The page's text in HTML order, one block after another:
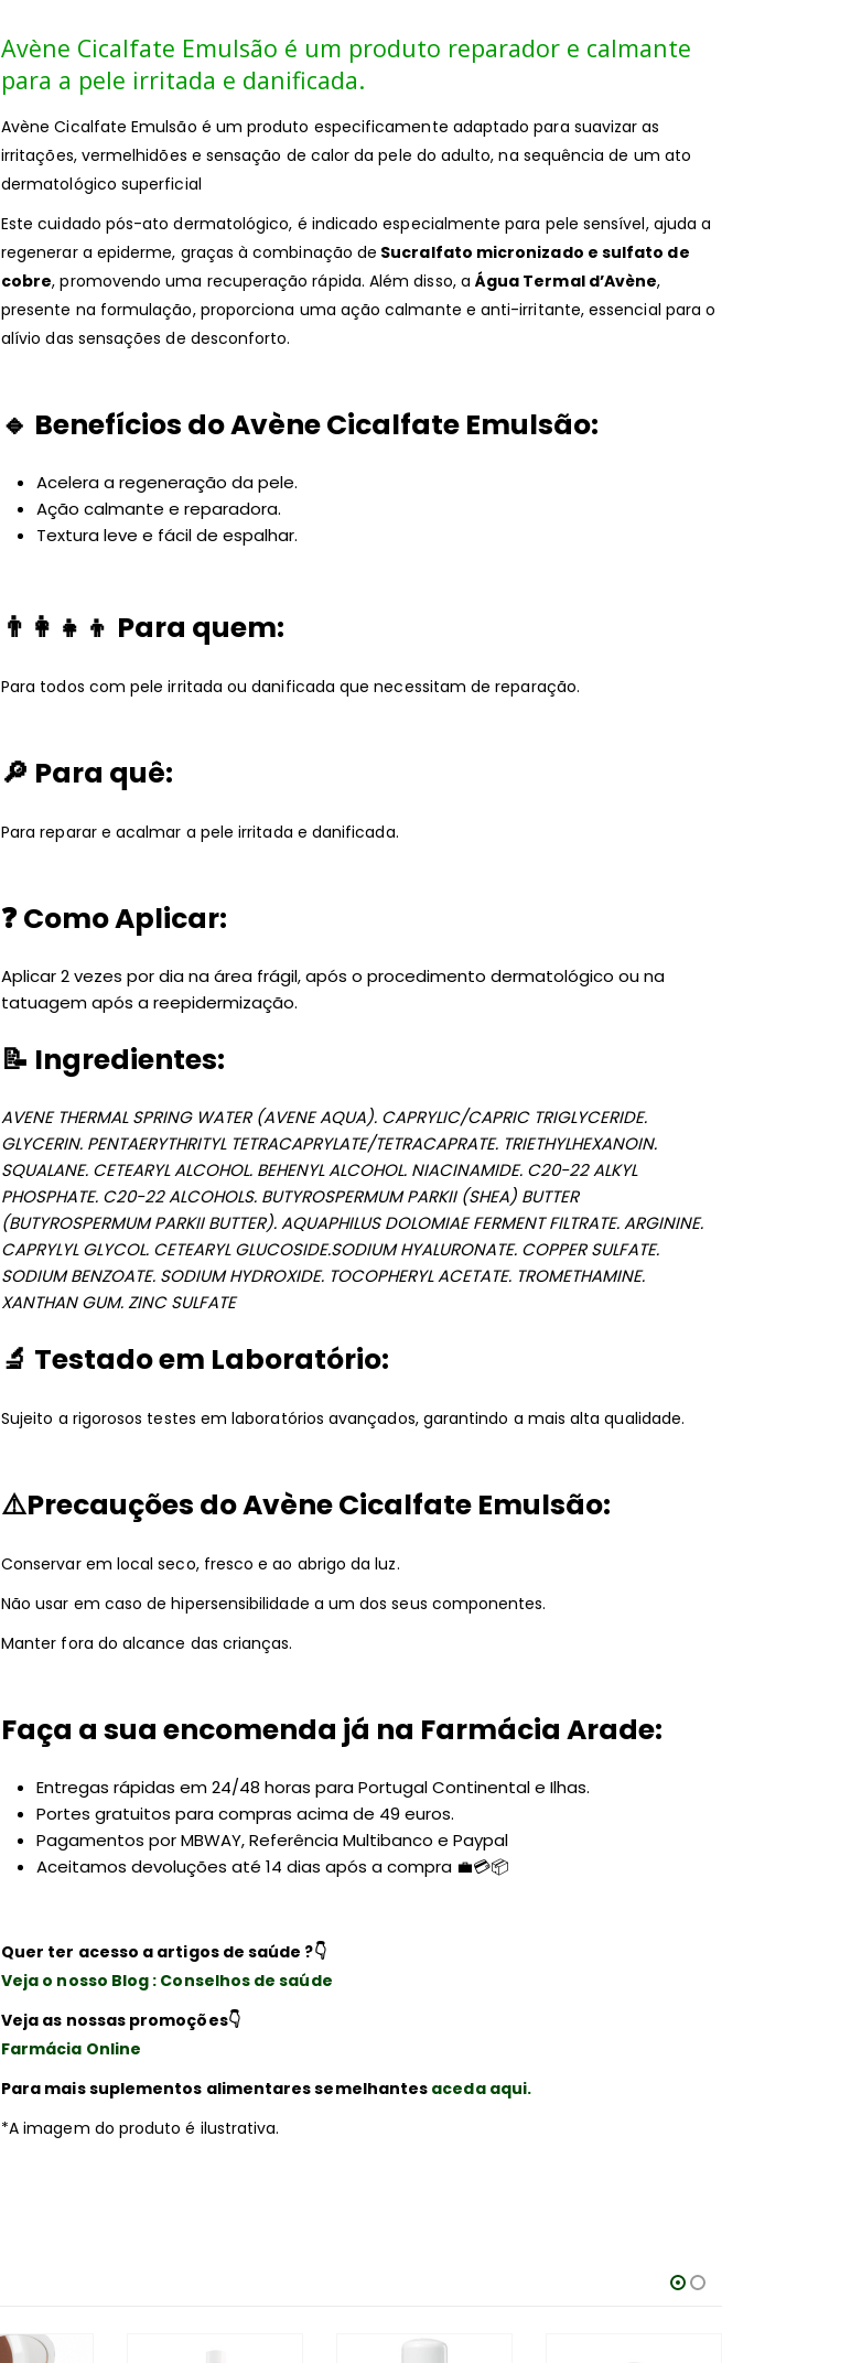
Avène Cicalfate Emulsão é um produto reparador e calmante
para a pele irritada e danificada.
Avène Cicalfate Emulsão é um produto especificamente adaptado para suavizar as
irritações, vermelhidões e sensação de calor da pele do adulto, na sequência de um ato
dermatológico superficial
Este cuidado pós-ato dermatológico, é indicado especialmente para pele sensível, ajuda a
regenerar a epiderme, graças à combinação de Sucralfato micronizado e sulfato de
cobre, promovendo uma recuperação rápida. Além disso, a Água Termal d’Avène,
presente na formulação, proporciona uma ação calmante e anti-irritante, essencial para o
alívio das sensações de desconforto.
🔹 Benefícios do Avène Cicalfate Emulsão:
Acelera a regeneração da pele.
Ação calmante e reparadora.
Textura leve e fácil de espalhar.
👨‍👩‍👧‍👦 Para quem:
Para todos com pele irritada ou danificada que necessitam de reparação.
🔎 Para quê:
Para reparar e acalmar a pele irritada e danificada.
❓Como Aplicar:
Aplicar 2 vezes por dia na área frágil, após o procedimento dermatológico ou na
tatuagem após a reepidermização.
📝 Ingredientes:
AVENE THERMAL SPRING WATER (AVENE AQUA). CAPRYLIC/CAPRIC TRIGLYCERIDE.
GLYCERIN. PENTAERYTHRITYL TETRACAPRYLATE/TETRACAPRATE. TRIETHYLHEXANOIN.
SQUALANE. CETEARYL ALCOHOL. BEHENYL ALCOHOL. NIACINAMIDE. C20-22 ALKYL
PHOSPHATE. C20-22 ALCOHOLS. BUTYROSPERMUM PARKII (SHEA) BUTTER
(BUTYROSPERMUM PARKII BUTTER). AQUAPHILUS DOLOMIAE FERMENT FILTRATE. ARGININE.
CAPRYLYL GLYCOL. CETEARYL GLUCOSIDE.SODIUM HYALURONATE. COPPER SULFATE.
SODIUM BENZOATE. SODIUM HYDROXIDE. TOCOPHERYL ACETATE. TROMETHAMINE.
XANTHAN GUM. ZINC SULFATE
🔬 Testado em Laboratório:
Sujeito a rigorosos testes em laboratórios avançados, garantindo a mais alta qualidade.
⚠️Precauções do Avène Cicalfate Emulsão:
Conservar em local seco, fresco e ao abrigo da luz.
Não usar em caso de hipersensibilidade a um dos seus componentes.
Manter fora do alcance das crianças.
Faça a sua encomenda já na Farmácia Arade:
Entregas rápidas em 24/48 horas para Portugal Continental e Ilhas.
Portes gratuitos para compras acima de 49 euros.
Pagamentos por MBWAY, Referência Multibanco e Paypal
Aceitamos devoluções até 14 dias após a compra 💼💳📦
Quer ter acesso a artigos de saúde ?👇
Veja o nosso Blog : Conselhos de saúde
Veja as nossas promoções👇
Farmácia Online
Para mais suplementos alimentares semelhantes aceda aqui.
*A imagem do produto é ilustrativa.